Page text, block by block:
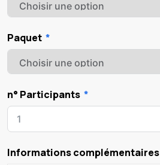
Paquet
n° Participants
Informations complémentaires